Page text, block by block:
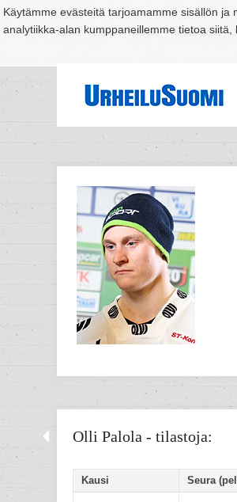
Käytämme evästeitä tarjoamamme sisällön
analytiikka-alan kumppaneillemme tietoa siitä,
Suomi Espoo Helsinki Hämeenlinna
Olli Palola - tilastoja:
Kausi Seura